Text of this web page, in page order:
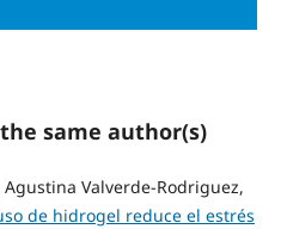
same author(s)
Valverde-Rodriguez,
de hidrogel reduce el estrés